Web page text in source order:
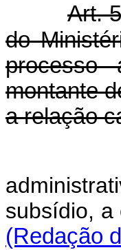
Art.
do
processo
montante
a relação
subsídio,
(Redação